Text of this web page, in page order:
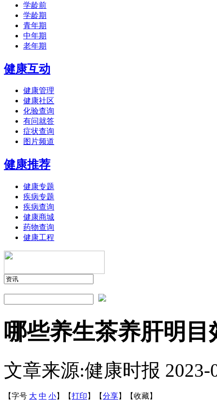
学龄前
学龄期
青年期
中年期
老年期
健康互动
健康管理
健康社区
化验查询
有问就答
症状查询
图片频道
健康推荐
健康专题
疾病专题
疾病查询
健康商城
药物查询
健康工程
哪些养生茶养肝明目
文章来源:健康时报 2023-
【字号 大 中 小】 【打印 】 【分享】 【收藏】